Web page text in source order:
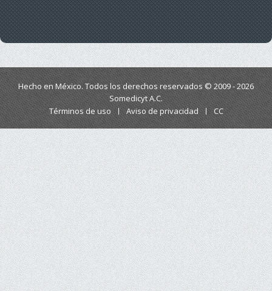
Hecho en México. Todos los derechos reservados © 2009 - 2026
Somedicyt A.C.
Términos de uso
Aviso de privacidad CC